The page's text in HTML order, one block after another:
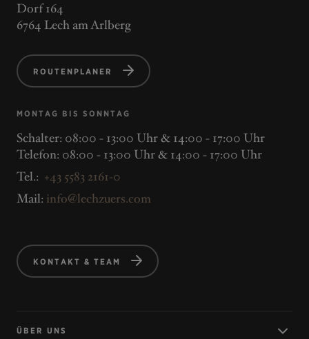
Dorf 164
6764 Lech am Arlberg
ROUTENPLANER
MONTAG BIS SONNTAG
Schalter: 08:00 - 13:00 Uhr & 14:00 - 17:00 Uhr
Telefon: 08:00 - 13:00 Uhr & 14:00 - 17:00 Uhr
Tel.: +43 5583 2161-0
Mail: info@lechzuers.com
KONTAKT & TEAM
ÜBER UNS